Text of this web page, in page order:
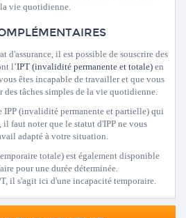
la vie quotidienne.
d'assurance, il est possible de souscrire des
l’IPT (invalidité permanente et totale) en
êtes incapable de travailler et que vous
des tâches simples de la vie quotidienne.
IPP (invalidité permanente et partielle) qui
faut noter que le statut d'IPP ne vous
adapté à votre situation.
totale) est également disponible
pour une durée déterminée.
il s'agit ici d'une incapacité temporaire.